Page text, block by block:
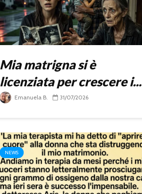
Mia matrigna si è
licenziata per crescere i...
Emanuela B. 31/07/2026
NEWS